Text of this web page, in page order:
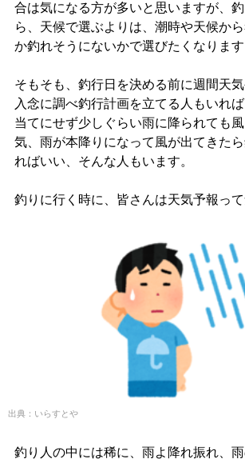
合は気になる方が多いと思いますが、
ら、天候で選ぶよりは、潮時や天候か
か釣れそうにないかで選びたくなります
そもそも、釣行日を決める前に週間天
入念に調べ釣行計画を立てる人もいれ
当てにせず少しぐらい雨に降られても
気、雨が本降りになって風が出てきた
ればいい、そんな人もいます。
釣りに行く時に、皆さんは天気予報っ
出典：いらすとや
釣り人の中には稀に、雨よ降れ振れ、